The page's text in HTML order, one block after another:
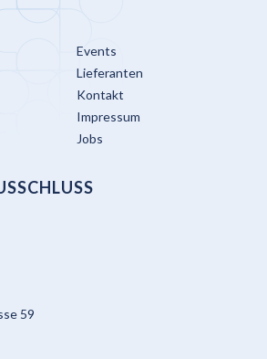
Events
Lieferanten
Kontakt
Impressum
Jobs
59